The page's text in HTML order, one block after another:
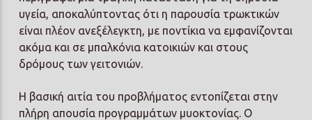
υγεία, αποκαλύπτοντας ότι η παρουσία τρωκτικών
είναι πλέον ανεξέλεγκτη, με ποντίκια να εμφανίζονται
ακόμα και σε μπαλκόνια κατοικιών και στους
δρόμους των γειτονιών.
Η βασική αιτία του προβλήματος εντοπίζεται στην
πλήρη απουσία προγραμμάτων μυοκτονίας. Ο